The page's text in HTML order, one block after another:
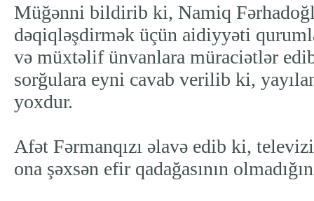
Müğənni bildirib ki, Namiq
dəqiqləşdirmək üçün aidiyyəti
və müxtəlif ünvanlara müraciətlər
sorğulara eyni cavab verilib ki,
yoxdur.
Afət Fərmanqızı əlavə edib ki,
ona şəxsən efir qadağasının